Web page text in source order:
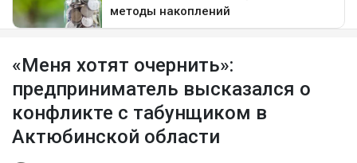
«Меня хотят очернить»:
предприниматель высказался о
конфликте с табунщиком в
Актюбинской области